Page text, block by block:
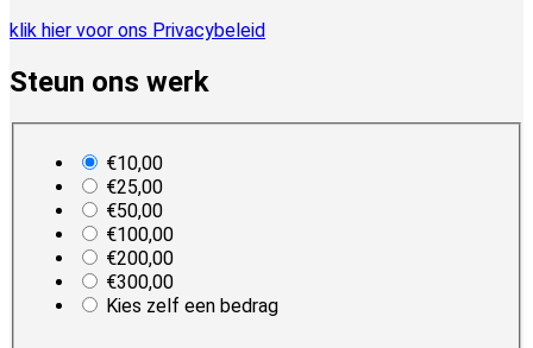
klik hier voor ons Privacybeleid
Steun ons werk
€10,00
€25,00
€50,00
€100,00
€200,00
€300,00
Kies zelf een bedrag